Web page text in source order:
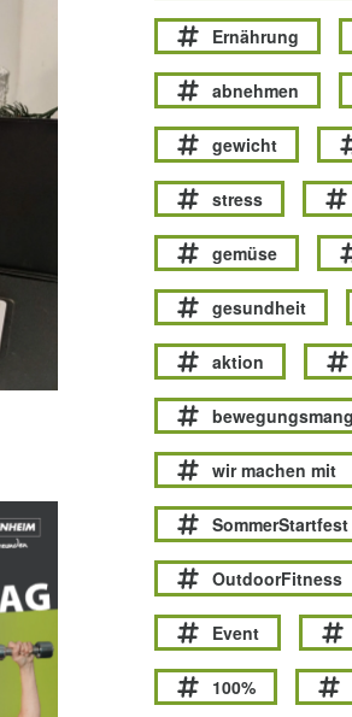
Ernährung
abnehmen
gewicht
stress
gemüse
gesundheit
aktion
wir machen mit
SommerStartfest
OutdoorFitness
Event
100%